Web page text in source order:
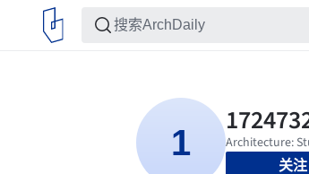
关注